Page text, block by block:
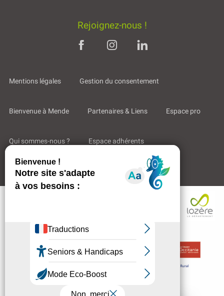
Rejoignez-nous !
Mentions légales Gestion du consentement
Bienvenue à Mende Partenaires & Liens Espace pro
Qui sommes-nous ? Espace adhérents
Aides & Accompagnements